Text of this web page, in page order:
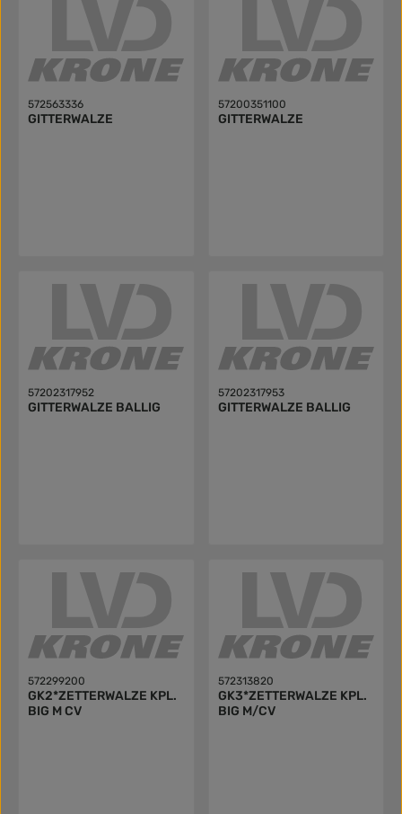
572563336
GITTERWALZE
57200351100
GITTERWALZE
57202317952
GITTERWALZE BALLIG
57202317953
GITTERWALZE BALLIG
572299200
GK2*ZETTERWALZE KPL.
BIG M CV
572313820
GK3*ZETTERWALZE KPL.
BIG M/CV